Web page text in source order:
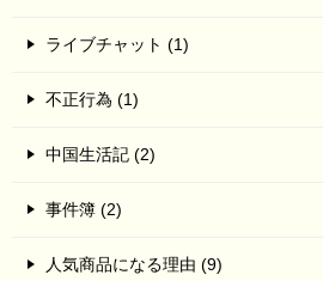
ライブチャット (1)
不正行為 (1)
中国生活記 (2)
事件簿 (2)
人気商品になる理由 (9)